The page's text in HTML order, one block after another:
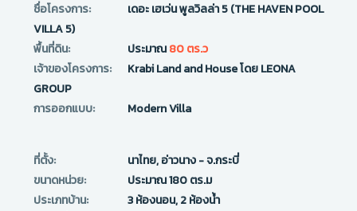
ชื่อโครงการ:
เดอะ เฮเว่น พูลวิลล่า 5 (THE HAVEN POOL
VILLA 5)
พื้นที่ดิน:
ประมาณ80 ตร.ว
เจ้าของโครงการ:
Krabi Land and House โดย LEONA
GROUP
การออกแบบ:
Modern Villa
ที่ตั้ง:
นาไทย, อ่าวนาง - จ.กระบี่
ขนาดหน่วย:
ประมาณ 180 ตร.ม
ประเภทบ้าน:
3 ห้องนอน, 2 ห้องน้ำ